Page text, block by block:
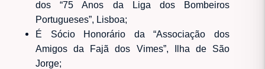
dos “75 Anos da Liga dos Bombeiros
Portugueses”, Lisboa;
É Sócio Honorário da “Associação dos
Amigos da Fajã dos Vimes”, Ilha de São
Jorge;